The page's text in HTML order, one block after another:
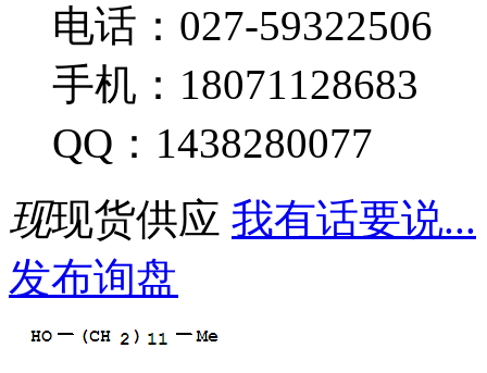
电话：027-59322506
手机：18071128683
QQ：1438280077
现现货供应 我有话要说...
发布询盘